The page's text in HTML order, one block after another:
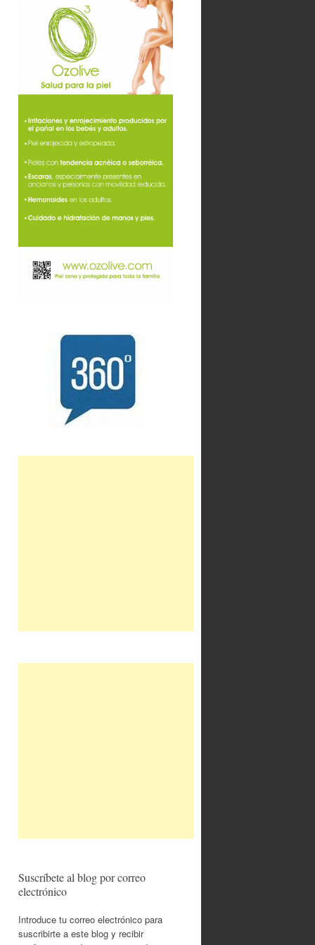
Suscríbete al blog por correo
electrónico
Introduce tu correo electrónico para
suscribirte a este blog y recibir